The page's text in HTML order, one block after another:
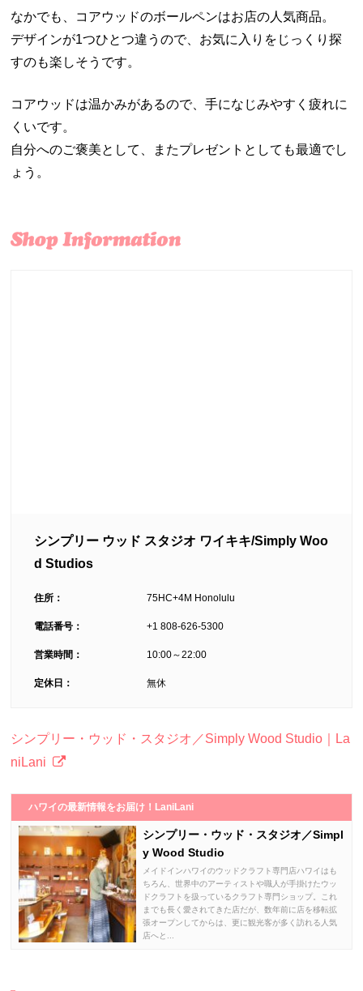
なかでも、コアウッドのボールペンはお店の人気商品。
デザインが1つひとつ違うので、お気に入りをじっくり探
すのも楽しそうです。
コアウッドは温かみがあるので、手になじみやすく疲れに
くいです。
自分へのご褒美として、またプレゼントとしても最適でし
ょう。
シンプリー ウッド スタジオ ワイキキ/Simply Woo
d Studios
住所： 75HC+4M Honolulu
電話番号： +1 808-626-5300
営業時間： 10:00～22:00
定休日： 無休
シンプリー・ウッド・スタジオ／Simply Wood Studio｜La
niLani
ハワイの最新情報をお届け！LaniLani
シンプリー・ウッド・スタジオ／Simpl
y Wood Studio
メイドインハワイのウッドクラフト専門店ハワイはも
ちろん、世界中のアーティストや職人が手掛けたウッ
ドクラフトを扱っているクラフト専門ショップ。これ
までも長く愛されてきた店だが、数年前に店を移転拡
張オープンしてからは、更に観光客が多く訪れる人気
店へと...